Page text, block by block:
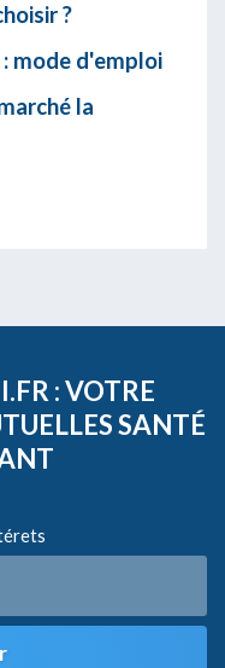
?
mode d'emploi
la
: VOTRE
SANTÉ